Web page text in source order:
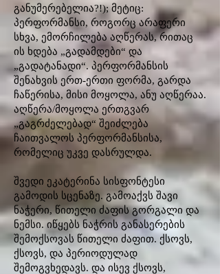
განუმერებელია?!); მეტიც:
პერფორმანსი, როგორც არაფერი
სხვა, ემორჩილება აღწერას, რითაც
ის ხდება „გადამდები“ და
„გადატანადი“. პერფორმანსის
შენახვის ერთ-ერთი ფორმა, გარდა
ჩაწერისა, მისი მოყოლა, ანუ აღწერაა.
აღწერა/მოყოლა ერთგვარ
„გაგრძელებად“ შეიძლება
ჩაითვალოს პერფორმანსისა,
რომელიც უკვე დასრულდა.
შვედი ეკატერინა სისფონტესი
გამოდის სცენაზე. გამოაქვს შავი
ნაჭერი, წითელი ძაფის გორგალი და
ნემსი. იწყებს ნაჭრის განასერების
შემოქსოვას წითელი ძაფით. ქსოვს,
ქსოვს, და პერიოდულად
შემოგვხედავს. და ისევ ქსოვს,